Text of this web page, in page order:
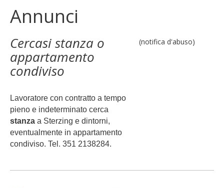
Annunci
Cercasi stanza o
appartamento
condiviso
Lavoratore con contratto a tempo
pieno e indeterminato cerca
stanza a Sterzing e dintorni,
eventualmente in appartamento
condiviso. Tel. 351 2138284.
(notifica d'abuso)